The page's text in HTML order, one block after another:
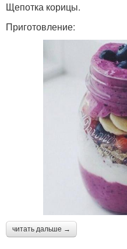
Щепотка корицы.
Приготовление:
читать дальше →